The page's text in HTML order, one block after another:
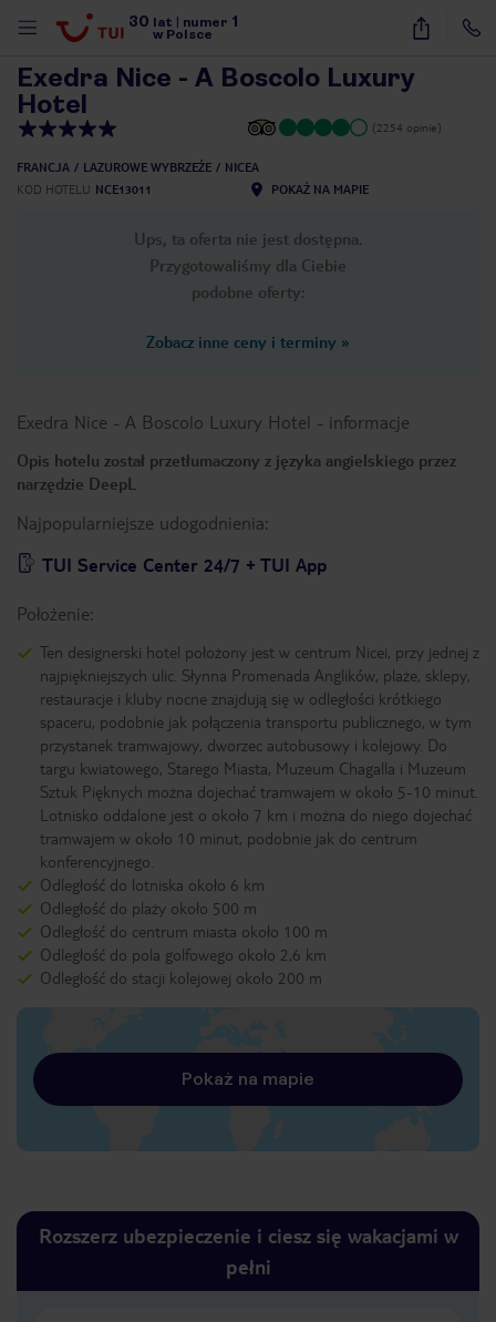
30 lat numer 1
w Polsce
40
Exedra Nice - A Boscolo Luxury
Hotel
(2254 opinie)
FRANCJA LAZUROWE WYBRZEŻE
NICEA
KOD HOTELU NCE13011 POKAŻ NA MAPIE
Ups, ta oferta nie jest dostępna.
Przygotowaliśmy dla Ciebie
podobne oferty:
Zobacz inne ceny i terminy »
Exedra Nice - A Boscolo Luxury Hotel - informacje
Opis hotelu został przetłumaczony z języka angielskiego przez
narzędzie DeepL
Najpopularniejsze udogodnienia:
TUI Service Center 24/7 + TUI App
Położenie:
Ten designerski hotel położony jest w centrum Nicei, przy jednej z
najpiękniejszych ulic. Słynna Promenada Anglików, plaże, sklepy,
restauracje i kluby nocne znajdują się w odległości krótkiego
spaceru, podobnie jak połączenia transportu publicznego, w tym
przystanek tramwajowy, dworzec autobusowy i kolejowy. Do
targu kwiatowego, Starego Miasta, Muzeum Chagalla i Muzeum
Sztuk Pięknych można dojechać tramwajem w około 5-10 minut.
Lotnisko oddalone jest o około 7 km i można do niego dojechać
tramwajem w około 10 minut, podobnie jak do centrum
konferencyjnego.
Odległość do lotniska około 6 km
Odległość do plaży około 500 m
Odległość do centrum miasta około 100 m
Odległość do pola golfowego około 2,6 km
Odległość do stacji kolejowej około 200 m
Pokaż na mapie
Rozszerz ubezpieczenie i ciesz się wakacjami w
pełni